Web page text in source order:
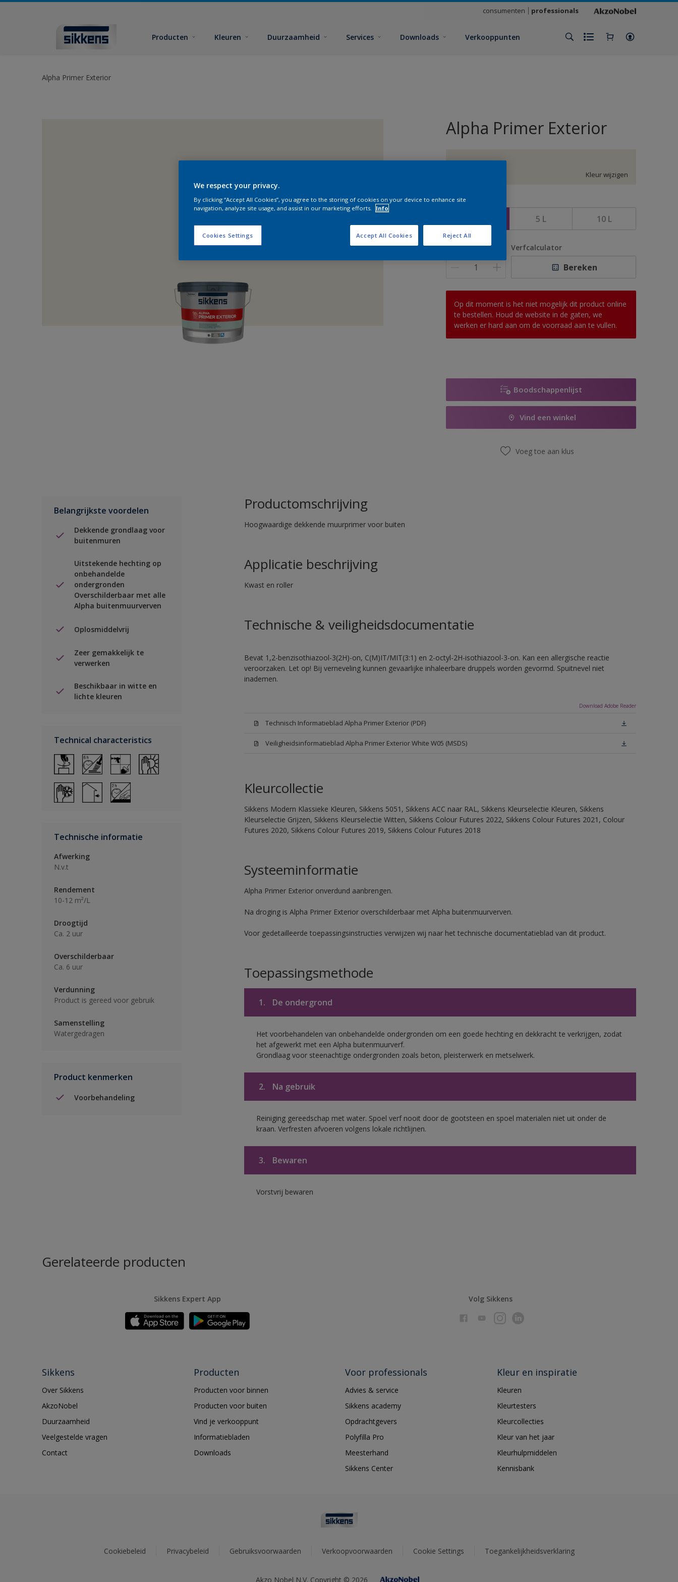
consumenten professionals
Producten Kleuren Duurzaamheid Services Downloads Verkooppunten
Alpha Primer Exterior
Alpha Primer Exterior
GN.02.88
Kleur wijzigen
Grootte
5 L 10 L
Aantal Verfcalculator
Bereken
Op dit moment is het niet mogelijk dit product online
te bestellen. Houd de website in de gaten, we
werken er hard aan om de voorraad aan te vullen.
Boodschappenlijst
Vind een winkel
Voeg toe aan klus
Belangrijkste voordelen
Dekkende grondlaag voor
buitenmuren
Uitstekende hechting op
onbehandelde
ondergronden
Overschilderbaar met alle
Alpha buitenmuurverven
Oplosmiddelvrij
Zeer gemakkelijk te
verwerken
Beschikbaar in witte en
lichte kleuren
Technical characteristics
Technische informatie
Afwerking
N.v.t
Rendement
10-12 m²/L
Droogtijd
Ca. 2 uur
Overschilderbaar
Ca. 6 uur
Verdunning
Product is gereed voor gebruik
Samenstelling
Watergedragen
Product kenmerken
Voorbehandeling
Productomschrijving
Hoogwaardige dekkende muurprimer voor buiten
Applicatie beschrijving
Kwast en roller
Technische & veiligheidsdocumentatie
Bevat 1,2-benzisothiazool-3(2H)-on, C(M)IT/MIT(3:1) en 2-octyl-2H-isothiazool-3-on. Kan een allergische reactie
veroorzaken. Let op! Bij verneveling kunnen gevaarlijke inhaleerbare druppels worden gevormd. Spuitnevel niet
inademen.
Download Adobe Reader
Technisch Informatieblad Alpha Primer Exterior (PDF)
Veiligheidsinformatieblad Alpha Primer Exterior White W05 (MSDS)
Kleurcollectie
Sikkens Modern Klassieke Kleuren, Sikkens 5051, Sikkens ACC naar RAL, Sikkens Kleurselectie Kleuren, Sikkens
Kleurselectie Grijzen, Sikkens Kleurselectie Witten, Sikkens Colour Futures 2022, Sikkens Colour Futures 2021, Colour
Futures 2020, Sikkens Colour Futures 2019, Sikkens Colour Futures 2018
Systeeminformatie
Alpha Primer Exterior onverdund aanbrengen.
Na droging is Alpha Primer Exterior overschilderbaar met Alpha buitenmuurverven.
Voor gedetailleerde toepassingsinstructies verwijzen wij naar het technische documentatieblad van dit product.
Toepassingsmethode
1. De ondergrond
Het voorbehandelen van onbehandelde ondergronden om een goede hechting en dekkracht te verkrijgen, zodat
het afgewerkt met een Alpha buitenmuurverf.
Grondlaag voor steenachtige ondergronden zoals beton, pleisterwerk en metselwerk.
2. Na gebruik
Reiniging gereedschap met water. Spoel verf nooit door de gootsteen en spoel materialen niet uit onder de
kraan. Verfresten afvoeren volgens lokale richtlijnen.
3. Bewaren
Vorstvrij bewaren
Gerelateerde producten
Sikkens Expert App Volg Sikkens
Sikkens
Over Sikkens
AkzoNobel
Duurzaamheid
Veelgestelde vragen
Contact
Producten
Producten voor binnen
Producten voor buiten
Vind je verkooppunt
Informatiebladen
Downloads
Voor professionals
Advies & service
Sikkens academy
Opdrachtgevers
Polyfilla Pro
Meesterhand
Sikkens Center
Kleur en inspiratie
Kleuren
Kleurtesters
Kleurcollecties
Kleur van het jaar
Kleurhulpmiddelen
Kennisbank
Cookiebeleid Privacybeleid Gebruiksvoorwaarden Verkoopvoorwaarden Cookie Settings Toegankelijkheidsverklaring
Akzo Nobel N.V. Copyright © 2026
We respect your privacy.
By clicking “Accept All Cookies”, you agree to the storing of cookies on your device to enhance site
navigation, analyze site usage, and assist in our marketing efforts.
Info
Cookies Settings Reject All
Accept All Cookies